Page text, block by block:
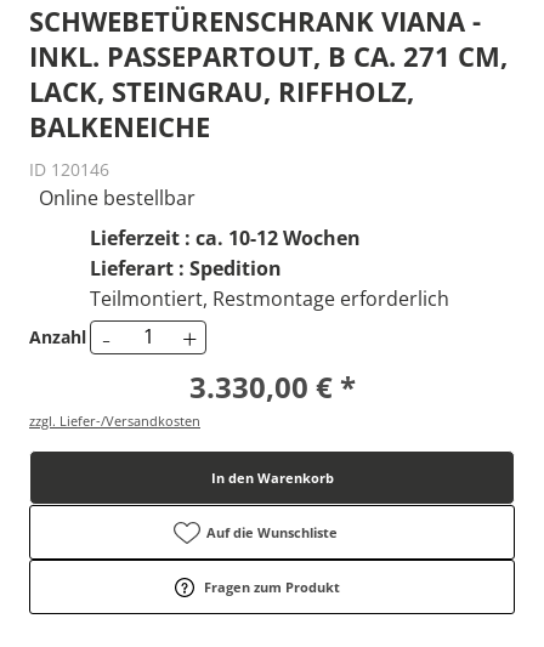
SCHWEBETÜRENSCHRANK VIANA -
INKL. PASSEPARTOUT, B CA. 271 CM,
LACK, STEINGRAU, RIFFHOLZ,
BALKENEICHE
ID 120146
Online bestellbar
Lieferzeit : ca. 10-12 Wochen
Lieferart : Spedition
Teilmontiert, Restmontage erforderlich
Anzahl - +
3.330,00 € *
zzgl. Liefer-/Versandkosten
In den Warenkorb
Auf die Wunschliste
Fragen zum Produkt